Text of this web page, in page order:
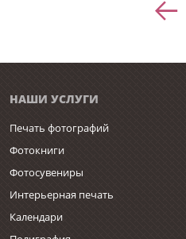
НАШИ УСЛУГИ
Печать фотографий
Фотокниги
Фотосувениры
Интерьерная печать
Календари